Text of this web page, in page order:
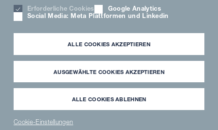
DATENSCHUTZERKLÄRUNG SOCIAL MEDIA
AGB
MATERIAL COMPLIANCE
Erforderliche Cookies
Google Analytics
Social Media: Meta Plattformen und Linkedin
ALLE COOKIES AKZEPTIEREN
AUSGEWÄHLTE COOKIES AKZEPTIEREN
ALLE COOKIES ABLEHNEN
Cookie-Einstellungen